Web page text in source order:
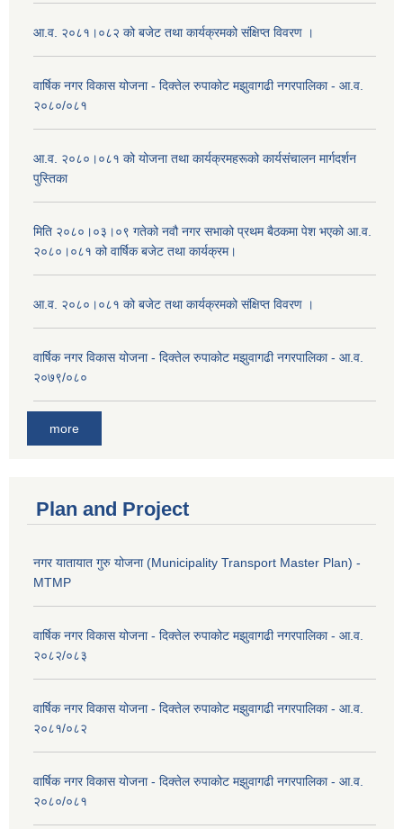
आ.व. २०८१।०८२ को बजेट तथा कार्यक्रमको संक्षिप्त विवरण ।
वार्षिक नगर विकास योजना - दिक्तेल रुपाकोट मझुवागढी नगरपालिका - आ.व.
२०८०/०८१
आ.व. २०८०।०८१ को योजना तथा कार्यक्रमहरूको कार्यसंचालन मार्गदर्शन
पुस्तिका
मिति २०८०।०३।०९ गतेको नवौ नगर सभाको प्रथम बैठकमा पेश भएको आ.व.
२०८०।०८१ को वार्षिक बजेट तथा कार्यक्रम।
आ.व. २०८०।०८१ को बजेट तथा कार्यक्रमको संक्षिप्त विवरण ।
वार्षिक नगर विकास योजना - दिक्तेल रुपाकोट मझुवागढी नगरपालिका - आ.व.
२०७९/०८०
more
Plan and Project
नगर यातायात गुरु योजना (Municipality Transport Master Plan) -
MTMP
वार्षिक नगर विकास योजना - दिक्तेल रुपाकोट मझुवागढी नगरपालिका - आ.व.
२०८२/०८३
वार्षिक नगर विकास योजना - दिक्तेल रुपाकोट मझुवागढी नगरपालिका - आ.व.
२०८१/०८२
वार्षिक नगर विकास योजना - दिक्तेल रुपाकोट मझुवागढी नगरपालिका - आ.व.
२०८०/०८१